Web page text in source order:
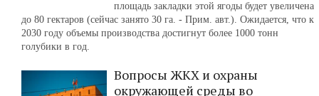
площадь закладки этой ягоды будет увеличена
до 80 гектаров (сейчас занято 30 га. - Прим. авт.). Ожидается, что к
2030 году объемы производства достигнут более 1000 тонн
голубики в год.
Вопросы ЖКХ и охраны
окружающей среды во